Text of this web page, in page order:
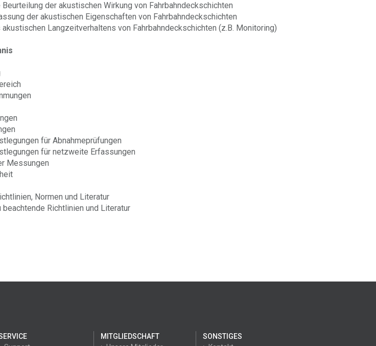
der akustischen Wirkung von Fahrbahndeckschichten
der akustischen Eigenschaften von Fahrbahndeckschichten
Langzeitverhaltens von Fahrbahndeckschichten (z.B. Monitoring)
für Abnahmeprüfungen
für netzweite Erfassungen
Messungen
Normen und Literatur
Richtlinien und Literatur
MITGLIEDSCHAFT
SONSTIGES